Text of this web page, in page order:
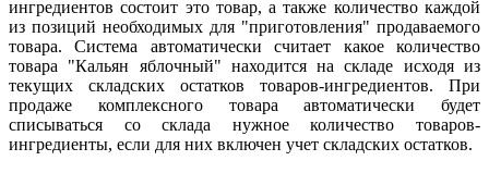
ингредиентов состоит это товар, а также количество каждой
из позиций необходимых для "приготовления" продаваемого
товара. Система автоматически считает какое количество
товара "Кальян яблочный" находится на складе исходя из
текущих складских остатков товаров-ингредиентов. При
продаже комплексного товара автоматически будет
списываться со склада нужное количество товаров-
ингредиенты, если для них включен учет складских остатков.